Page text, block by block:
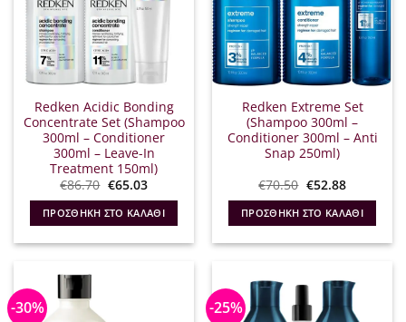
Redken Acidic Bonding
Concentrate Set (Shampoo
300ml – Conditioner
300ml – Leave-In
Treatment 150ml)
€86.70 Original
price
was:
€86.70.
€65.03Η
τιμή
είναι:
€65.03.
ΠΡΟΣΘΉΚΗ ΣΤΟ ΚΑΛΆΘΙ
Redken Extreme Set
(Shampoo 300ml –
Conditioner 300ml – Anti
Snap 250ml)
€70.50 Original
price
was:
€70.50.
€52.88Η
τρέχουσα
τιμή
είναι:
€52.88.
ΠΡΟΣΘΉΚΗ ΣΤΟ ΚΑΛΆΘΙ
-30% -25%